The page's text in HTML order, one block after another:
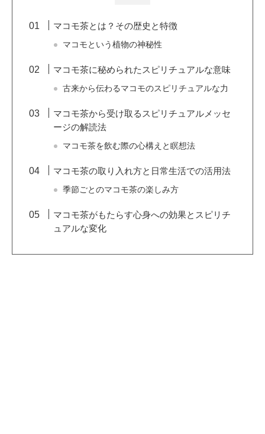
マコモ茶とは？その歴史と特徴
マコモという植物の神秘性
マコモ茶に秘められたスピリチュアルな意味
古来から伝わるマコモのスピリチュアルな力
マコモ茶から受け取るスピリチュアルメッセ
ージの解読法
マコモ茶を飲む際の心構えと瞑想法
マコモ茶の取り入れ方と日常生活での活用法
季節ごとのマコモ茶の楽しみ方
マコモ茶がもたらす心身への効果とスピリチ
ュアルな変化